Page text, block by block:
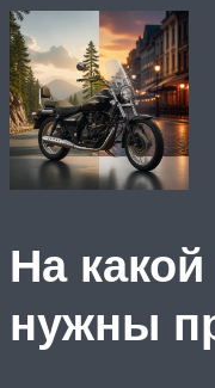
На
нужны